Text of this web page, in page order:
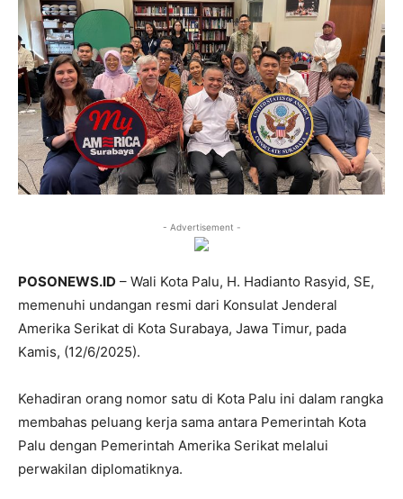
- Advertisement -
POSONEWS.ID – Wali Kota Palu, H. Hadianto Rasyid, SE,
memenuhi undangan resmi dari Konsulat Jenderal
Amerika Serikat di Kota Surabaya, Jawa Timur, pada
Kamis, (12/6/2025).
Kehadiran orang nomor satu di Kota Palu ini dalam rangka
membahas peluang kerja sama antara Pemerintah Kota
Palu dengan Pemerintah Amerika Serikat melalui
perwakilan diplomatiknya.